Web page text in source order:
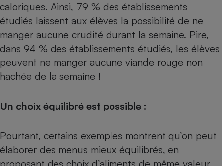
caloriques. Ainsi, 79 % des établissements
étudiés laissent aux élèves la possibilité de ne
manger aucune crudité durant la semaine. Pire,
dans 94 % des établissements étudiés, les élèves
peuvent ne manger aucune viande rouge non
hachée de la semaine !
Un choix équilibré est possible :
Pourtant, certains exemples montrent qu’on peut
élaborer des menus mieux équilibrés, en
proposant des choix d’aliments de même valeur